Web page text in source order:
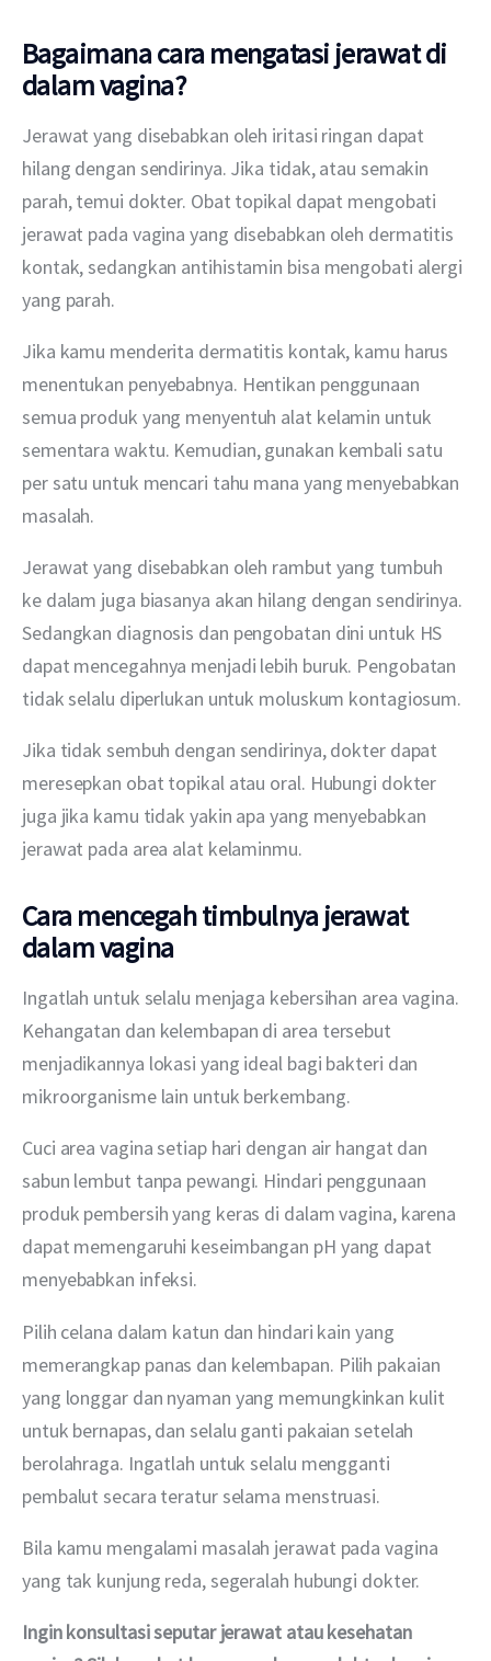
Bagaimana cara mengatasi jerawat di
dalam vagina?
Jerawat yang disebabkan oleh iritasi ringan dapat
hilang dengan sendirinya. Jika tidak, atau semakin
parah, temui dokter. Obat topikal dapat mengobati
jerawat pada vagina yang disebabkan oleh dermatitis
kontak, sedangkan antihistamin bisa mengobati alergi
yang parah.
Jika kamu menderita dermatitis kontak, kamu harus
menentukan penyebabnya. Hentikan penggunaan
semua produk yang menyentuh alat kelamin untuk
sementara waktu. Kemudian, gunakan kembali satu
per satu untuk mencari tahu mana yang menyebabkan
masalah.
Jerawat yang disebabkan oleh rambut yang tumbuh
ke dalam juga biasanya akan hilang dengan sendirinya.
Sedangkan diagnosis dan pengobatan dini untuk HS
dapat mencegahnya menjadi lebih buruk. Pengobatan
tidak selalu diperlukan untuk moluskum kontagiosum.
Jika tidak sembuh dengan sendirinya, dokter dapat
meresepkan obat topikal atau oral. Hubungi dokter
juga jika kamu tidak yakin apa yang menyebabkan
jerawat pada area alat kelaminmu.
Cara mencegah timbulnya jerawat
dalam vagina
Ingatlah untuk selalu menjaga kebersihan area vagina.
Kehangatan dan kelembapan di area tersebut
menjadikannya lokasi yang ideal bagi bakteri dan
mikroorganisme lain untuk berkembang.
Cuci area vagina setiap hari dengan air hangat dan
sabun lembut tanpa pewangi. Hindari penggunaan
produk pembersih yang keras di dalam vagina, karena
dapat memengaruhi keseimbangan pH yang dapat
menyebabkan infeksi.
Pilih celana dalam katun dan hindari kain yang
memerangkap panas dan kelembapan. Pilih pakaian
yang longgar dan nyaman yang memungkinkan kulit
untuk bernapas, dan selalu ganti pakaian setelah
berolahraga. Ingatlah untuk selalu mengganti
pembalut secara teratur selama menstruasi.
Bila kamu mengalami masalah jerawat pada vagina
yang tak kunjung reda, segeralah hubungi dokter.
Ingin konsultasi seputar jerawat atau kesehatan